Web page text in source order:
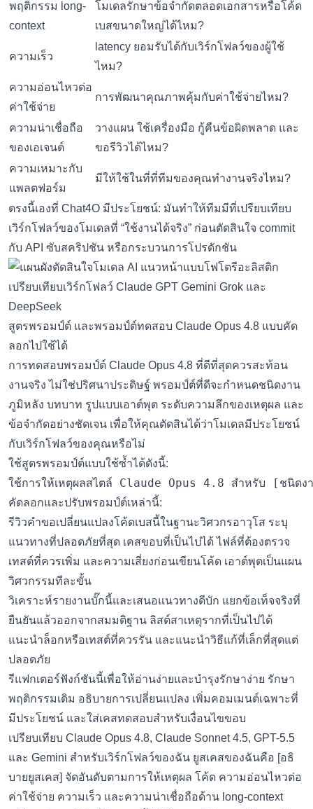
พฤติกรรม long-
context
โมเดลรักษาข้อจำกัดตลอดเอกสารหรือโค้ด
เบสขนาดใหญ่ได้ไหม?
ความเร็ว
latency ยอมรับได้กับเวิร์กโฟลว์ของผู้ใช้
ไหม?
ความอ่อนไหวต่อ
ค่าใช้จ่าย
การพัฒนาคุณภาพคุ้มกับค่าใช้จ่ายไหม?
ความน่าเชื่อถือ
ของเอเจนต์
วางแผน ใช้เครื่องมือ กู้คืนข้อผิดพลาด และ
ขอรีวิวได้ไหม?
ความเหมาะกับ
แพลตฟอร์ม
มีให้ใช้ในที่ที่ทีมของคุณทำงานจริงไหม?
ตรงนี้เองที่ Chat4O มีประโยชน์: มันทำให้ทีมมีที่เปรียบเทียบ
เวิร์กโฟลว์ของโมเดลที่ “ใช้งานได้จริง” ก่อนตัดสินใจ commit
กับ API ซับสคริปชัน หรือกระบวนการโปรดักชัน
สูตรพรอมป์ต์ และพรอมป์ต์ทดสอบ Claude Opus 4.8 แบบคัด
ลอกไปใช้ได้
การทดสอบพรอมป์ต์ Claude Opus 4.8 ที่ดีที่สุดควรสะท้อน
งานจริง ไม่ใช่ปริศนาประดิษฐ์ พรอมป์ต์ที่ดีจะกำหนดชนิดงาน
ภูมิหลัง บทบาท รูปแบบเอาต์พุต ระดับความลึกของเหตุผล และ
ข้อจำกัดอย่างชัดเจน เพื่อให้คุณตัดสินได้ว่าโมเดลมีประโยชน์
กับเวิร์กโฟลว์ของคุณหรือไม่
ใช้สูตรพรอมป์ต์แบบใช้ซ้ำได้ดังนี้:
คัดลอกและปรับพรอมป์ต์เหล่านี้:
รีวิวคำขอเปลี่ยนแปลงโค้ดเบสนี้ในฐานะวิศวกรอาวุโส ระบุ
แนวทางที่ปลอดภัยที่สุด เคสขอบที่เป็นไปได้ ไฟล์ที่ต้องตรวจ
เทสต์ที่ควรเพิ่ม และความเสี่ยงก่อนเขียนโค้ด เอาต์พุตเป็นแผน
วิศวกรรมทีละขั้น
วิเคราะห์รายงานบั๊กนี้และเสนอแนวทางดีบัก แยกข้อเท็จจริงที่
ยืนยันแล้วออกจากสมมติฐาน ลิสต์สาเหตุรากที่เป็นไปได้
แนะนำล็อกหรือเทสต์ที่ควรรัน และแนะนำวิธีแก้ที่เล็กที่สุดแต่
ปลอดภัย
รีแฟกเตอร์ฟังก์ชันนี้เพื่อให้อ่านง่ายและบำรุงรักษาง่าย รักษา
พฤติกรรมเดิม อธิบายการเปลี่ยนแปลง เพิ่มคอมเมนต์เฉพาะที่
มีประโยชน์ และใส่เคสทดสอบสำหรับเงื่อนไขขอบ
เปรียบเทียบ Claude Opus 4.8, Claude Sonnet 4.5, GPT-5.5
และ Gemini สำหรับเวิร์กโฟลว์ของฉัน ยูสเคสของฉันคือ [อธิ
บายยูสเคส] จัดอันดับตามการให้เหตุผล โค้ด ความอ่อนไหวต่อ
ค่าใช้จ่าย ความเร็ว และความน่าเชื่อถือด้าน long-context